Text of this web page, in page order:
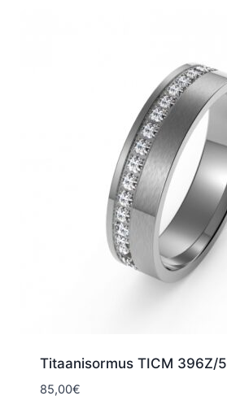
Titaanisormus TICM 396Z/5
85,00€